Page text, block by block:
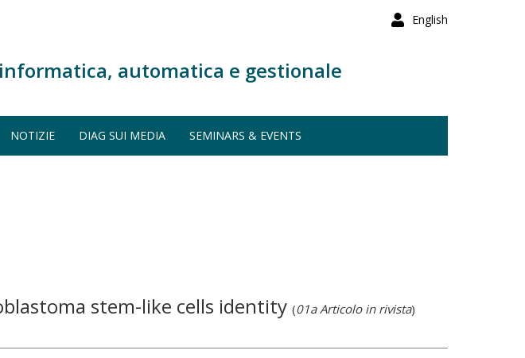
English
automatica e gestionale
NOTIZIE DIAG SUI MEDIA SEMINARS & EVENTS
stem-like cells identity (01a Articolo in rivista)